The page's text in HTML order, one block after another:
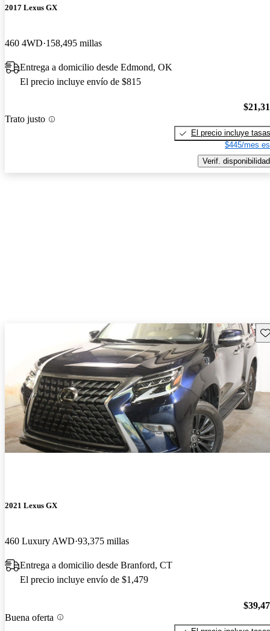
2017 Lexus GX
460 4WD 158,495 millas
Entrega a domicilio desde Edmond, OK
El precio incluye envío de $815
Trato justo
El precio incluye tasas
$445/mes
Verif. disponibilidad
2021 Lexus GX
460 Luxury AWD 93,375 millas
Entrega a domicilio desde Branford, CT
El precio incluye envío de $1,479
Buena oferta